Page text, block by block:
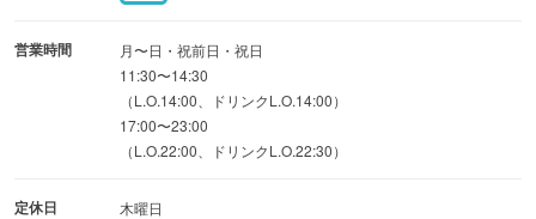
◎種類豊富なワイン
オーナー自ら足を運んで中々見る事ができないワイン等
選りすぐりのワインをご用意しております♪
ワイン好きの方はご賞味下さい◎
営業時間
月〜日・祝前日・祝日
11:30〜14:30
（L.O.14:00、ドリンクL.O.14:00）
17:00〜23:00
（L.O.22:00、ドリンクL.O.22:30）
定休日
木曜日